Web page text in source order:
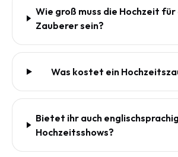
Wie groß muss die Hochzeit für
Zauberer sein?
Was kostet ein
Bietet ihr auch
Hochzeitsshows?